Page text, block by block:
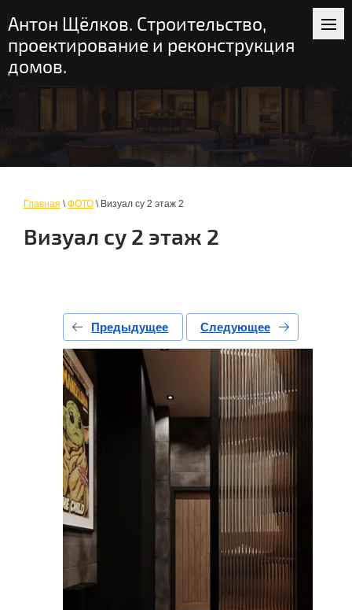
Антон Щёлков. Строительство,
проектирование и реконструкция
домов.
Москва и область
Главная \ФОТО \ Визуал су 2 этаж 2
Визуал су 2 этаж 2
Предыдущее Следующее